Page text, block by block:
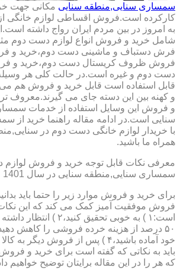
سمساری سنایی,منطقه سنایی مکانی جهت
کارکرده است.فروش اقساطی لوازم خانگی
به امروز در بین مردم ایران رواج داشته
شامل خرید و فروش انواع لوازم دست دوم
فرش دستباف و ماشینی دست دوم،خرید و
فروش ظروف کریستال دست دوم،خرید و
دست دوم و غیره است.در حالت کلی هر
قابل استفاده است قابل خرید و فروش هم می
و کهنه بین این دسته جای می گیرند.معروف
و فروش این وسایل استفاده از خدمات
با خریدار لوازم خانگی دست دوم در
همراه ما باشید.
معرفی نکات قابل توجه خرید و فروش لوازم
سمساری سنایی,منطقه سنایی در سال 1401
برای خرید و فروش موارد زیر را حتما باید
فروش موفقیت آمیز کمک می کند که این
۵۰ درصد از هزینه خرده فروشی را کاهش
خود آماده باشید،۴ ) پس از فروش
باید به نکاتی که گفته است برای خرید و
که هر را در این مقاله برایتان توضیح خواهیم